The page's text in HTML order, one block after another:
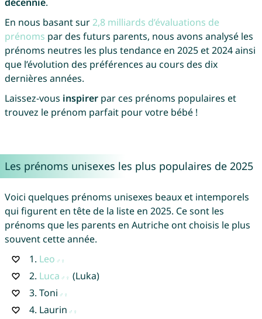
En nous basant sur2,8 milliards d’évaluations de
prénoms par des futurs parents, nous avons analysé les
prénoms neutres les plus tendance en 2025 et 2024 ainsi
que l’évolution des préférences au cours des dix
dernières années.
Laissez-vous inspirerpar ces prénoms populaires et
trouvez le prénom parfait pour votre bébé !
Les prénoms unisexes les plus populaires de 2025
Voici quelques prénoms unisexes beaux et intemporels
qui figurent en tête de la liste en 2025. Ce sont les
prénoms que les parents en Autriche ont choisis le plus
souvent cette année.
1. Leo
2. Luca
(Luka)
3. Toni
4. Laurin